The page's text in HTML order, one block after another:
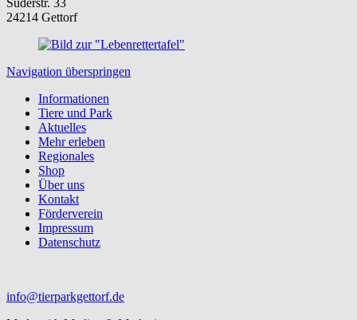
24214 Gettorf
Navigation überspringen
Informationen
Tiere und Park
Aktuelles
Mehr erleben
Regionales
Shop
Über uns
Kontakt
Förderverein
Impressum
Datenschutz
info@tierparkgettorf.de